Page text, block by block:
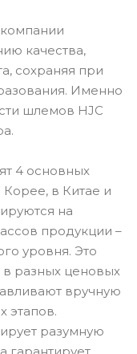
качества,
сохраняя при
Именно
шлемов HJC
4 основных
в Китае и
на
продукции –
уровня. Это
в разных ценовых
вручную
этапов.
разумную